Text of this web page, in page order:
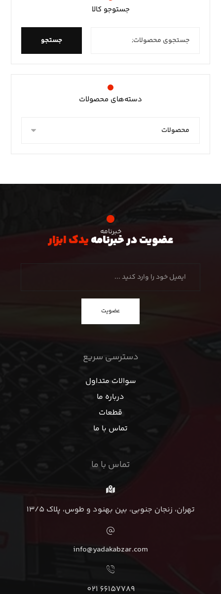
جستوجو کالا
جستجو
دسته‌های محصولات
خبرنامه
عضویت در خبرنامهیدک ابزار
عضویت
دسترسی سریع
سوالات متداول
درباره ما
قطعات
تماس با ما
تماس با ما
تهران، زنجان جنوبی، بین بهنود و طوس، پلاک 13/5
info@yadakabzar.com
66157789 021